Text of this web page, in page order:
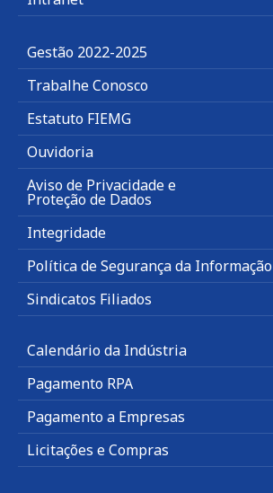
Gestão 2022-2025
Trabalhe Conosco
Estatuto FIEMG
Ouvidoria
Aviso de Privacidade e
Proteção de Dados
Integridade
Política de Segurança da Informação
Sindicatos Filiados
Calendário da Indústria
Pagamento RPA
Pagamento a Empresas
Licitações e Compras